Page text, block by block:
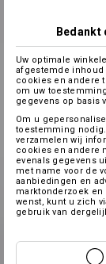
Bedankt
Uw optimale
afgestemde inhoud
cookies en andere
om uw
gegevens op basis
Om u
toestemming
verzamelen wij
cookies en andere
evenals gegevens
met name voor de
aanbiedingen en
marktonderzoek
wenst, kunt u zich
gebruik van